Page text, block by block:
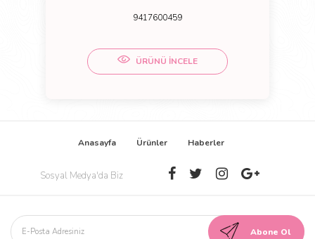
9417600459
ÜRÜNÜ İNCELE
Anasayfa Ürünler Haberler
Sosyal Medya'da Biz